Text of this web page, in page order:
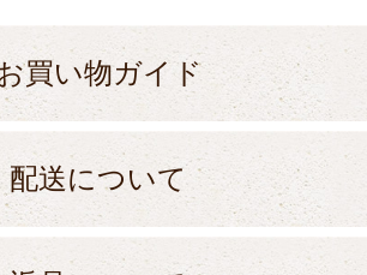
買い物ガイド
配送について